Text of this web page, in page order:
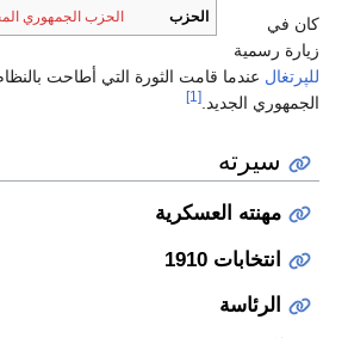
الحزب
الحزب الجمهوري
كان في
زيارة رسمية
للپرتغال عندما قامت الثورة التي أطاحت
الجمهوري الجديد. [1]
سيرته
مهنته العسكرية
انتخابات 1910
الرئاسة